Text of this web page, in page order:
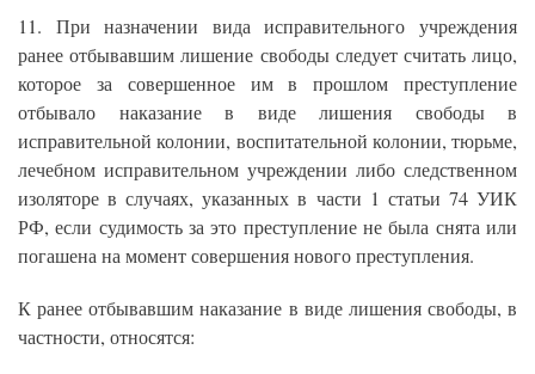
11. При назначении вида исправительного учреждения
ранее отбывавшим лишение свободы следует считать лицо,
которое за совершенное им в прошлом преступление
отбывало наказание в виде лишения свободы в
исправительной колонии, воспитательной колонии, тюрьме,
лечебном исправительном учреждении либо следственном
изоляторе в случаях, указанных в части 1 статьи 74 УИК
РФ, если судимость за это преступление не была снята или
погашена на момент совершения нового преступления.
К ранее отбывавшим наказание в виде лишения свободы, в
частности, относятся: